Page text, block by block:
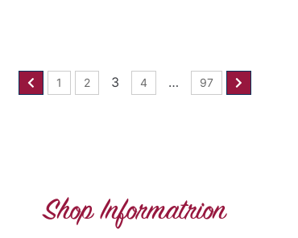
1 2 3 4 … 97
Shop Informatrion